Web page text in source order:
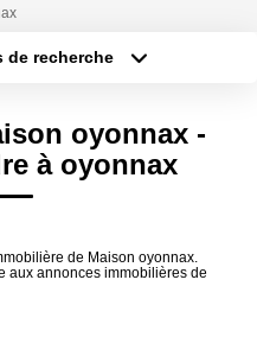
de recherche
Créer une alerte
oyonnax -
à oyonnax
de Maison oyonnax.
aux annonces immobilières de